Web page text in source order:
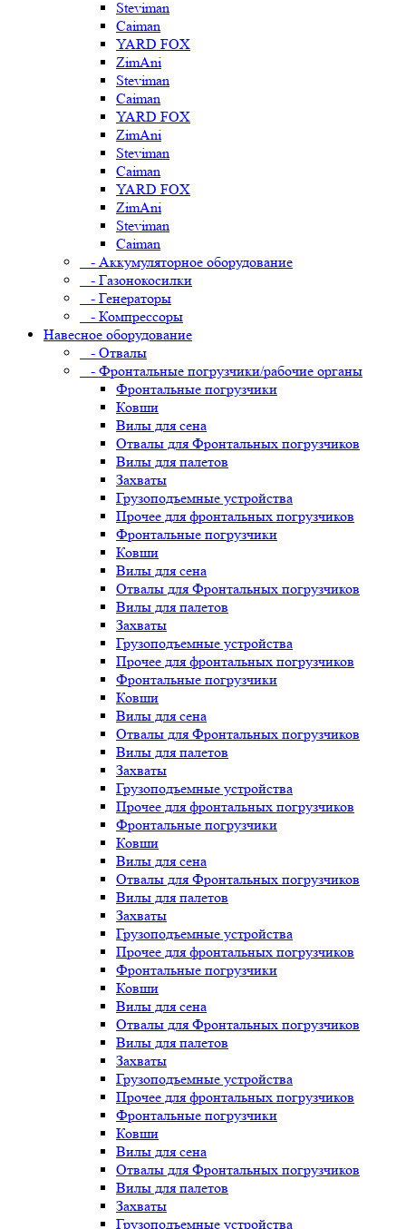
Steviman
Caiman
YARD FOX
ZimAni
Steviman
Caiman
YARD FOX
ZimAni
Steviman
Caiman
YARD FOX
ZimAni
Steviman
Caiman
- Аккумуляторное оборудование
- Газонокосилки
- Генераторы
- Компрессоры
Навесное оборудование
- Отвалы
- Фронтальные погрузчики/рабочие органы
Фронтальные погрузчики
Ковши
Вилы для сена
Отвалы для Фронтальных погрузчиков
Вилы для палетов
Захваты
Грузоподъемные устройства
Прочее для фронтальных погрузчиков
Фронтальные погрузчики
Ковши
Вилы для сена
Отвалы для Фронтальных погрузчиков
Вилы для палетов
Захваты
Грузоподъемные устройства
Прочее для фронтальных погрузчиков
Фронтальные погрузчики
Ковши
Вилы для сена
Отвалы для Фронтальных погрузчиков
Вилы для палетов
Захваты
Грузоподъемные устройства
Прочее для фронтальных погрузчиков
Фронтальные погрузчики
Ковши
Вилы для сена
Отвалы для Фронтальных погрузчиков
Вилы для палетов
Захваты
Грузоподъемные устройства
Прочее для фронтальных погрузчиков
Фронтальные погрузчики
Ковши
Вилы для сена
Отвалы для Фронтальных погрузчиков
Вилы для палетов
Захваты
Грузоподъемные устройства
Прочее для фронтальных погрузчиков
Фронтальные погрузчики
Ковши
Вилы для сена
Отвалы для Фронтальных погрузчиков
Вилы для палетов
Захваты
Грузоподъемные устройства